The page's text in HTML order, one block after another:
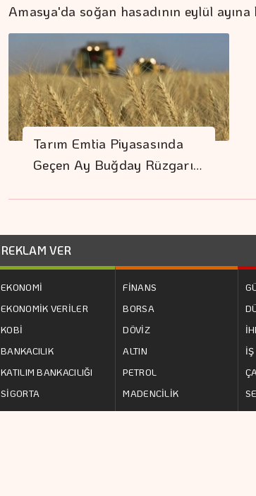
Amasya'da soğan hasadının eylül
Tarım Emtia Piyasasında
Geçen Ay Buğday Rüzgarı…
REKLAM VER
EKONOMİ
EKONOMİK VERİLER
KOBİ
BANKACILIK
KATILIM BANKACILIĞI
SİGORTA
FİNANS
BORSA
DÖVİZ
ALTIN
PETROL
MADENCİLİK
İŞ